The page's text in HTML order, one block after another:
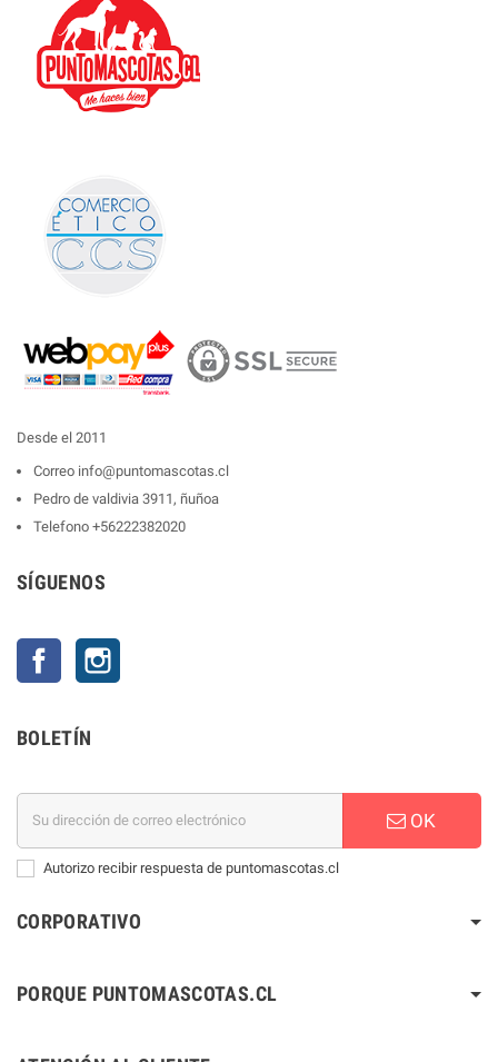
Desde el 2011
Correo info@puntomascotas.cl
Pedro de valdivia 3911, ñuñoa
Telefono +56222382020
SÍGUENOS
Facebook
BOLETÍN
OK
Autorizo recibir respuesta de puntomascotas.cl
CORPORATIVO
PORQUE PUNTOMASCOTAS.CL